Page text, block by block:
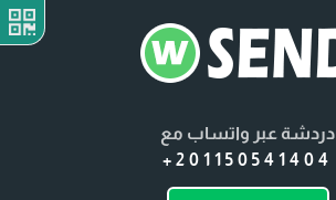
دردشة عبر واتساب مع
+201150541404